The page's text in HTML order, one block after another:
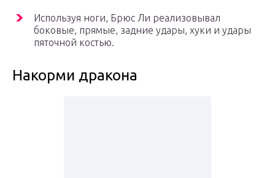
Используя ноги, Брюс Ли реализовывал
боковые, прямые, задние удары, хуки и удары
пяточной костью.
Накорми дракона